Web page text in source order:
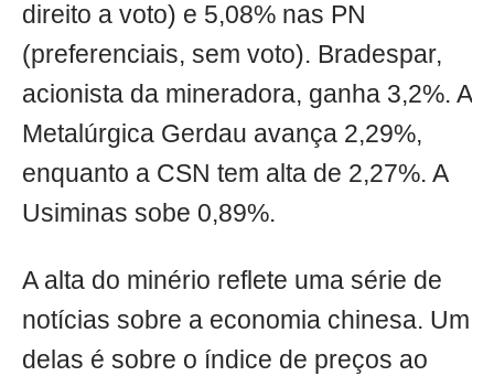
direito a voto) e 5,08% nas PN
(preferenciais, sem voto). Bradespar,
acionista da mineradora, ganha 3,2%. A
Metalúrgica Gerdau avança 2,29%,
enquanto a CSN tem alta de 2,27%. A
Usiminas sobe 0,89%.
A alta do minério reflete uma série de
notícias sobre a economia chinesa. Um
delas é sobre o índice de preços ao